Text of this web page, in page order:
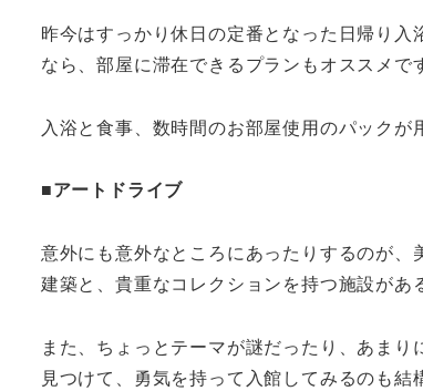
昨今はすっかり休日の定番となった日帰り
なら、部屋に滞在できるプランもオススメで
入浴と食事、数時間のお部屋使用のパック
■アートドライブ
意外にも意外なところにあったりするのが
建築と、貴重なコレクションを持つ施設があ
また、ちょっとテーマが謎だったり、あま
見つけて、勇気を持って入館してみるのも結